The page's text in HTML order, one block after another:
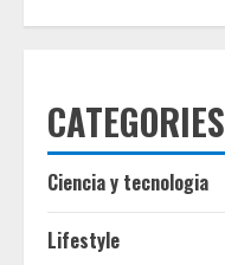
CATEGORIES
Ciencia y tecnologia
Lifestyle